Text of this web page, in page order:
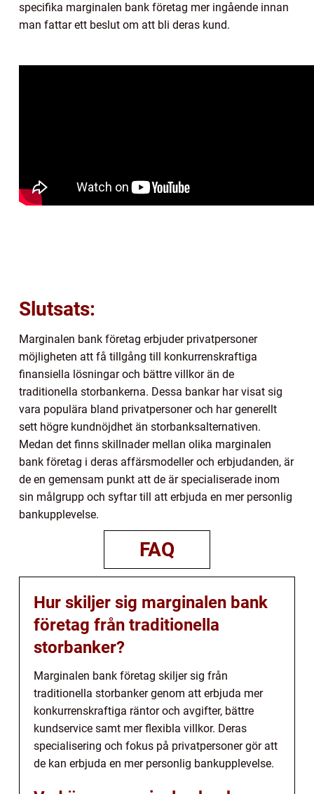
specifika marginalen bank företag mer ingående innan
man fattar ett beslut om att bli deras kund.
Slutsats:
Marginalen bank företag erbjuder privatpersoner
möjligheten att få tillgång till konkurrenskraftiga
finansiella lösningar och bättre villkor än de
traditionella storbankerna. Dessa bankar har visat sig
vara populära bland privatpersoner och har generellt
sett högre kundnöjdhet än storbanksalternativen.
Medan det finns skillnader mellan olika marginalen
bank företag i deras affärsmodeller och erbjudanden, är
de en gemensam punkt att de är specialiserade inom
sin målgrupp och syftar till att erbjuda en mer personlig
bankupplevelse.
FAQ
Hur skiljer sig marginalen bank
företag från traditionella
storbanker?
Marginalen bank företag skiljer sig från
traditionella storbanker genom att erbjuda mer
konkurrenskraftiga räntor och avgifter, bättre
kundservice samt mer flexibla villkor. Deras
specialisering och fokus på privatpersoner gör att
de kan erbjuda en mer personlig bankupplevelse.